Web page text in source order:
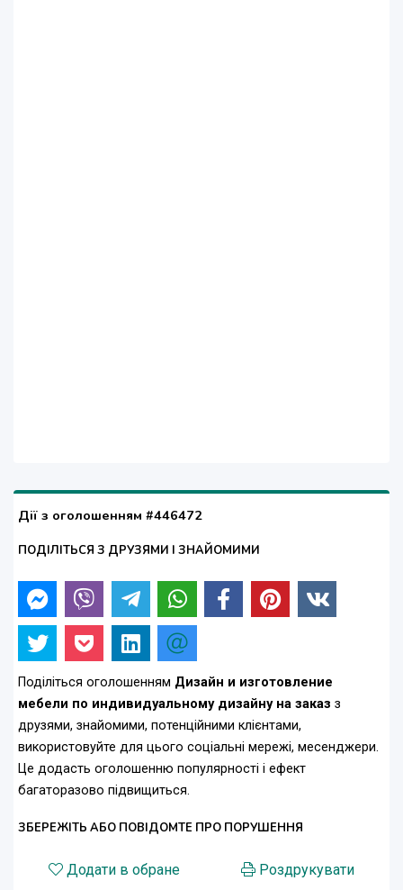
Дії з оголошенням #446472
ПОДІЛІТЬСЯ З ДРУЗЯМИ І ЗНАЙОМИМИ
Поділіться оголошенням Дизайн и изготовление
мебели по индивидуальному дизайну на заказ з
друзями, знайомими, потенційними клієнтами,
використовуйте для цього соціальні мережі, месенджери.
Це додасть оголошенню популярності і ефект
багаторазово підвищиться.
ЗБЕРЕЖІТЬ АБО ПОВІДОМТЕ ПРО ПОРУШЕННЯ
Додати в обране
Роздрукувати